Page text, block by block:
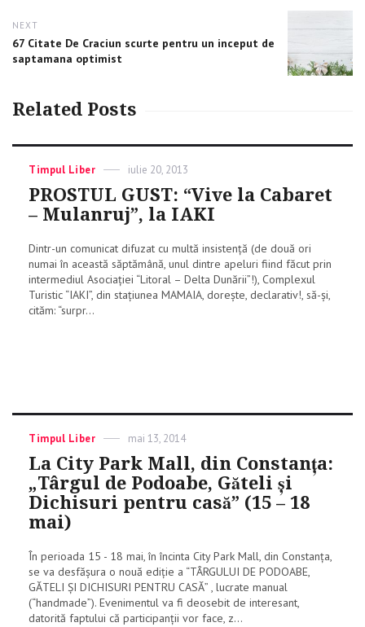
NEXT
Next
post:
67 Citate De Craciun scurte pentru un inceput de
saptamana optimist
Related Posts
Categories
Timpul Liber
Posted
iulie 20, 2013
PROSTUL GUST: “Vive la Cabaret
– Mulanruj”, la IAKI
Dintr-un comunicat difuzat cu multă insistenţă (de două ori
numai în această săptămână, unul dintre apeluri fiind făcut prin
intermediul Asociaţiei “Litoral – Delta Dunării”!), Complexul
Turistic “IAKI”, din staţiunea MAMAIA, doreşte, declarativ!, să-şi,
cităm: “surpr...
Categories
Timpul Liber
Posted
on
mai 13, 2014
La City Park Mall, din Constanţa:
„Târgul de Podoabe, Găteli şi
Dichisuri pentru casă” (15 – 18
mai)
În perioada 15 - 18 mai, în încinta City Park Mall, din Constanţa,
se va desfășura o nouă ediție a “TÂRGULUI DE PODOABE,
GĂTELI ȘI DICHISURI PENTRU CASĂ” , lucrate manual
(“handmade”). Evenimentul va fi deosebit de interesant,
datorită faptului că participanții vor face, z...